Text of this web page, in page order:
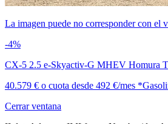
La imagen puede no corresponder con el
-4%
CX-5 2.5 e-Skyactiv-G MHEV Homura
40.579 € o cuota desde 492 €/mes *
Cerrar ventana